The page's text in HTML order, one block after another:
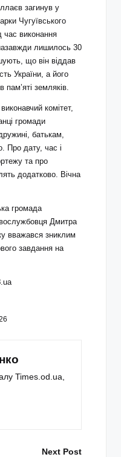
загинув у
Чугуївського
час виконання
лишилось 30
що він віддав
України, а його
земляків.
комітет,
громади
батькам,
Про дату, час і
та про
додатково. Вічна
громада
Дмитра
вважався зниклим
завдання на
Times.od.ua,
Next Post